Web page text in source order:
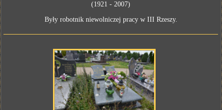
(1921 - 2007)
Były robotnik niewolniczej pracy w III Rzeszy.